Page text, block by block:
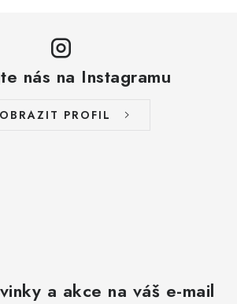
nás na Instagramu
PROFIL
a akce na váš e-mail